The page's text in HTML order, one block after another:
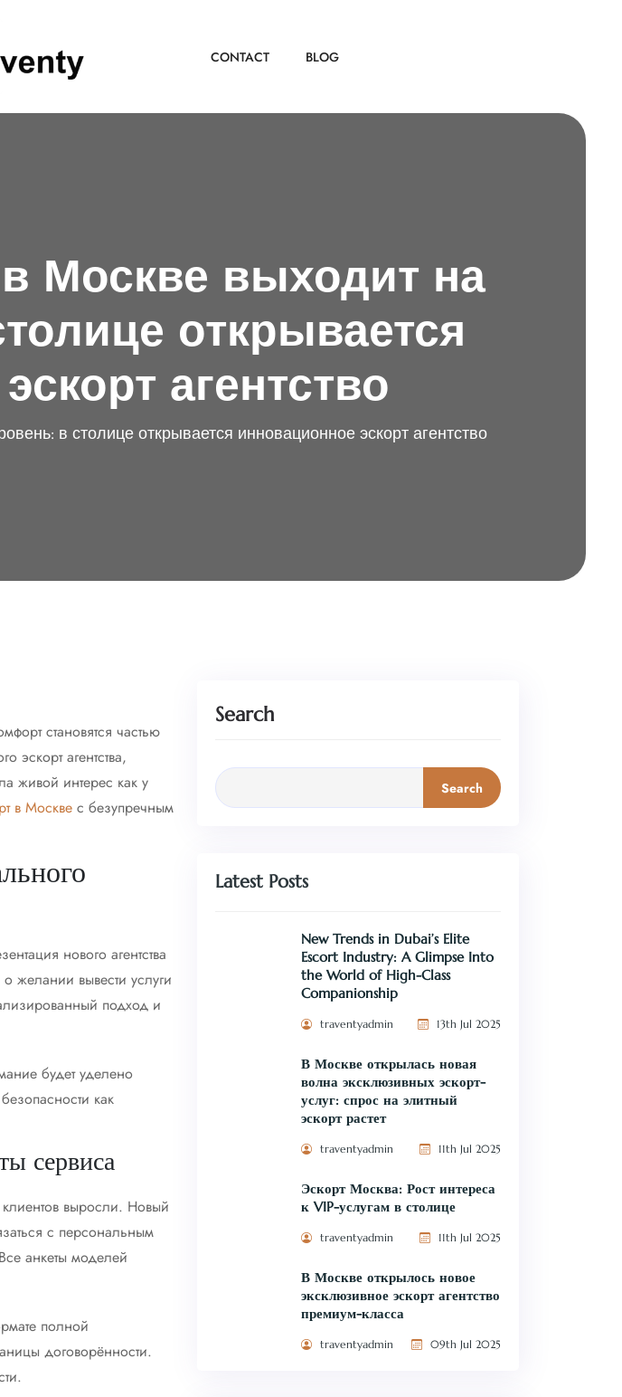
CONTACT BLOG
Москве выходит на
открывается
агентство
в столице открывается инновационное эскорт агентство
становятся частью
эскорт агентства,
живой интерес как у
в Москве с безупречным
нового агентства
желании вывести услуги
подход и
будет уделено
как
сервиса
клиентов выросли. Новый
с персональным
анкеты моделей
полной
договорённости.
Search
Search
Latest Posts
New Trends in Dubai’s Elite
Escort Industry: A Glimpse Into
the World of High-Class
Companionship
traventyadmin 13th Jul 2025
В Москве открылась новая
волна эксклюзивных эскорт-
услуг: спрос на элитный
эскорт растет
traventyadmin 11th Jul 2025
Эскорт Москва: Рост интереса
к VIP-услугам в столице
traventyadmin 11th Jul 2025
В Москве открылось новое
эксклюзивное эскорт агентство
премиум-класса
traventyadmin 09th Jul 2025